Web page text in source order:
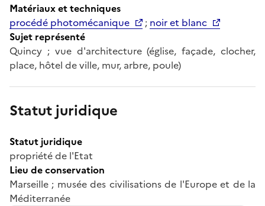
Matériaux et techniques
procédé photomécanique
; noir et blanc
Sujet représenté
Quincy ; vue d'architecture (église, façade, clocher,
place, hôtel de ville, mur, arbre, poule)
Statut juridique
Statut juridique
propriété de l'Etat
Lieu de conservation
Marseille ; musée des civilisations de l'Europe et de la
Méditerranée